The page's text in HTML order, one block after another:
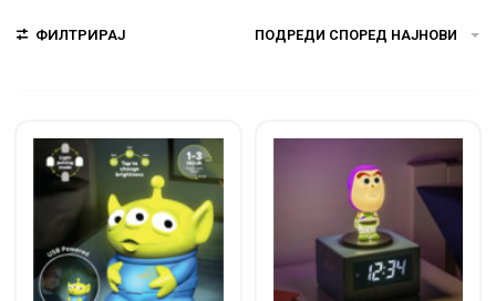
ФИЛТРИРАЈ ПОДРЕДИ СПОРЕД НАЈНОВИ